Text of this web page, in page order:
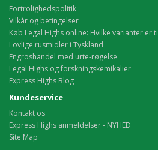
Fortrolighedspolitik
Vilkår og betingelser
Køb Legal Highs online: Hvilke varianter er
Lovlige rusmidler i Tyskland
Engroshandel med urte-røgelse
Legal Highs og forskningskemikalier
Express Highs Blog
Kundeservice
Kontakt os
Express Highs anmeldelser - NYHED
Site Map